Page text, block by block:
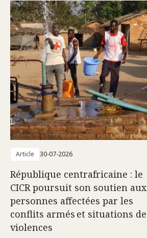
Article 30-07-2026
République centrafricaine : le
CICR poursuit son soutien aux
personnes affectées par les
conflits armés et situations de
violences